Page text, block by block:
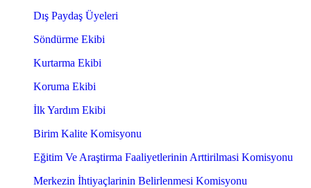
Dış Paydaş Üyeleri
Söndürme Ekibi
Kurtarma Ekibi
Koruma Ekibi
İlk Yardım Ekibi
Birim Kalite Komisyonu
Eğitim Ve Araştirma Faaliyetlerinin Arttirilmasi Komisyonu
Merkezin İhtiyaçlarinin Belirlenmesi Komisyonu